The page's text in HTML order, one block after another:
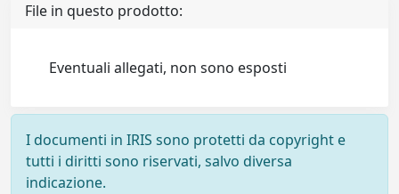
File in questo prodotto:
Eventuali allegati, non sono esposti
I documenti in IRIS sono protetti da copyright e
tutti i diritti sono riservati, salvo diversa
indicazione.